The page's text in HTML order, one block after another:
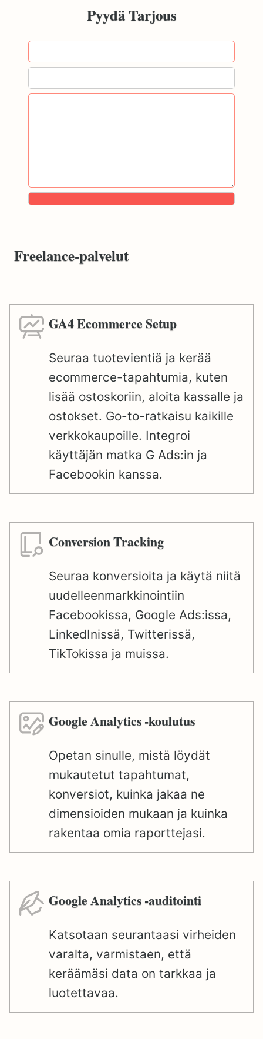
Pyydä Tarjous
Freelance-palvelut
GA4 Ecommerce Setup
Seuraa tuotevientiä ja kerää
ecommerce-tapahtumia, kuten
lisää ostoskoriin, aloita kassalle ja
ostokset. Go-to-ratkaisu kaikille
verkkokaupoille. Integroi
käyttäjän matka G Ads:in ja
Facebookin kanssa.
Conversion Tracking
Seuraa konversioita ja käytä niitä
uudelleenmarkkinointiin
Facebookissa, Google Ads:issa,
LinkedInissä, Twitterissä,
TikTokissa ja muissa.
Google Analytics -koulutus
Opetan sinulle, mistä löydät
mukautetut tapahtumat,
konversiot, kuinka jakaa ne
dimensioiden mukaan ja kuinka
rakentaa omia raporttejasi.
Google Analytics -auditointi
Katsotaan seurantaasi virheiden
varalta, varmistaen, että
keräämäsi data on tarkkaa ja
luotettavaa.